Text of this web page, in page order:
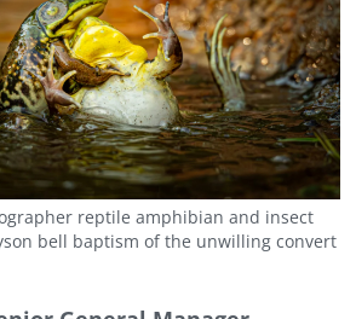
reptile amphibian and insect
bell baptism of the unwilling convert